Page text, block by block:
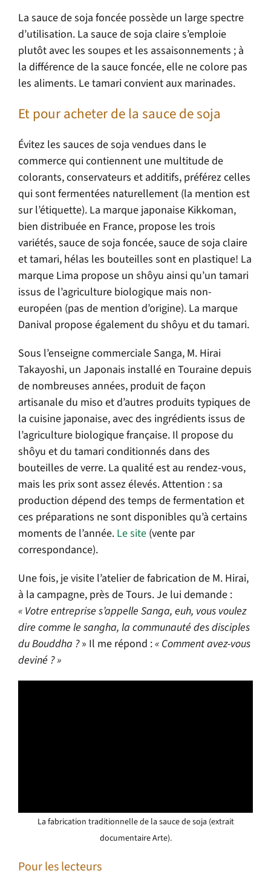
La sauce de soja foncée possède un large spectre
d’utilisation. La sauce de soja claire s’emploie
plutôt avec les soupes et les assaisonnements ; à
la différence de la sauce foncée, elle ne colore pas
les aliments. Le tamari convient aux marinades.
Et pour acheter de la sauce de soja
Évitez les sauces de soja vendues dans le
commerce qui contiennent une multitude de
colorants, conservateurs et additifs, préférez celles
qui sont fermentées naturellement (la mention est
sur l’étiquette). La marque japonaise Kikkoman,
bien distribuée en France, propose les trois
variétés, sauce de soja foncée, sauce de soja claire
et tamari, hélas les bouteilles sont en plastique! La
marque Lima propose un shôyu ainsi qu’un tamari
issus de l’agriculture biologique mais non-
européen (pas de mention d’origine). La marque
Danival propose également du shôyu et du tamari.
Sous l’enseigne commerciale Sanga, M. Hirai
Takayoshi, un Japonais installé en Touraine depuis
de nombreuses années, produit de façon
artisanale du miso et d’autres produits typiques de
la cuisine japonaise, avec des ingrédients issus de
l’agriculture biologique française. Il propose du
shôyu et du tamari conditionnés dans des
bouteilles de verre. La qualité est au rendez-vous,
mais les prix sont assez élevés. Attention : sa
production dépend des temps de fermentation et
ces préparations ne sont disponibles qu’à certains
moments de l’année. Le site (vente par
correspondance).
Une fois, je visite l’atelier de fabrication de M. Hirai,
à la campagne, près de Tours. Je lui demande :
« Votre entreprise s’appelle Sanga, euh, vous voulez
dire comme le sangha, la communauté des disciples
du Bouddha ?» Il me répond :« Comment avez-vous
deviné ? »
La fabrication traditionnelle de la sauce de soja (extrait
documentaire Arte).
Pour les lecteurs